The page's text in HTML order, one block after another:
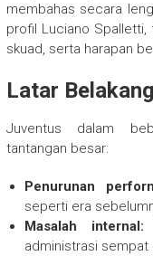
membahas secara
profil Luciano Spalletti,
skuad, serta harapan
Latar
Juventus dalam
tantangan besar:
Penurunan
seperti era
Masalah internal:
administrasi